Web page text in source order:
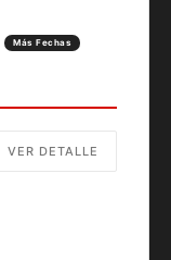
Más Fechas
VER DETALLE